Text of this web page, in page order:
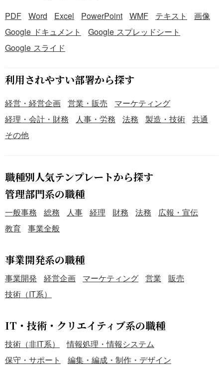
PDF Word Excel PowerPoint WMF テキスト
画像
Google ドキュメント
Google スプレッドシート
Google スライド
利用されやすい部署から探す
経営・経営企画 営業・販売
マーケティング
経理・会計・財務
人事・労務 法務 製造・技術
共通
その他
職種別人気テンプレートから探す
管理部門系の職種
一般事務 総務 人事 経理 財務 法務
広報・宣伝
教育
事業全般
事業開発系の職種
事業開発 経営企画 マーケティング 営業
販売
技術（IT系）
IT・技術・クリエイティブ系の職種
技術（非IT系）
情報処理・情報システム
保守・サポート
編集・編成・制作・デザイン